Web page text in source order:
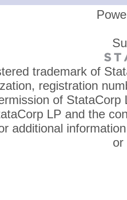
trademark of
registration
of
LP and the
additional
or